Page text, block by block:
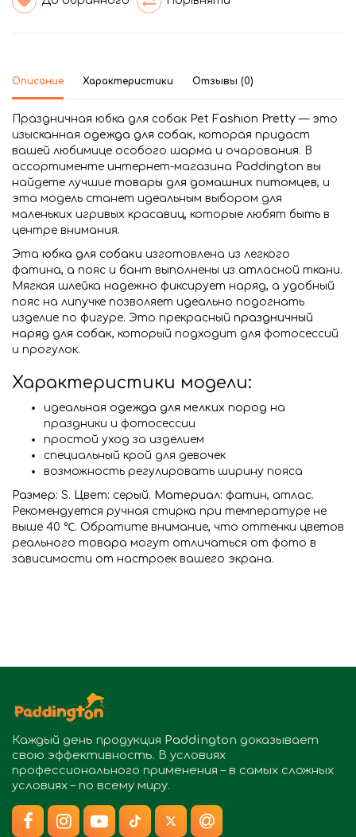
Описание Характеристики Отзывы (0)
Праздничная юбка для собак Pet Fashion Pretty — это
изысканная одежда для собак, которая придаст
вашей любимице особого шарма и очарования. В
ассортименте интернет-магазина Paddington вы
найдете лучшие товары для домашних питомцев, и
эта модель станет идеальным выбором для
маленьких игривых красавиц, которые любят быть в
центре внимания.
Эта юбка для собаки изготовлена из легкого
фатина, а пояс и бант выполнены из атласной ткани.
Мягкая шлейка надежно фиксирует наряд, а удобный
пояс на липучке позволяет идеально подогнать
изделие по фигуре. Это прекрасный праздничный
наряд для собак, который подходит для фотосессий
и прогулок.
Характеристики модели:
идеальная одежда для мелких пород на
праздники и фотосессии
простой уход за изделием
специальный крой для девочек
возможность регулировать ширину пояса
Размер: S. Цвет: серый. Материал: фатин, атлас.
Рекомендуется ручная стирка при температуре не
выше 40 ℃. Обратите внимание, что оттенки цветов
реального товара могут отличаться от фото в
зависимости от настроек вашего экрана.
Каждый день продукция Paddington доказывает
свою эффективность. В условиях
профессионального применения – в самых сложных
условиях – по всему миру.